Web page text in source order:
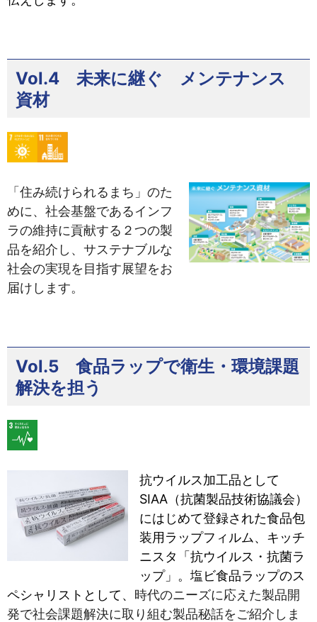
Vol.4 未来に継ぐ メンテナンス
資材
「住み続けられるまち」のた
めに、社会基盤であるインフ
ラの維持に貢献する２つの製
品を紹介し、サステナブルな
社会の実現を目指す展望をお
届けします。
Vol.5 食品ラップで衛生・環境課題
解決を担う
抗ウイルス加工品として
SIAA（抗菌製品技術協議会）
にはじめて登録された食品包
装用ラップフィルム、 キッチ
ニスタ「抗ウイルス・抗菌ラ
ップ」。塩ビ食品ラップのス
ペシャリストとして、 時代のニーズに応えた製品開
発で社会課題解決に取り組む製品秘話をご紹介しま